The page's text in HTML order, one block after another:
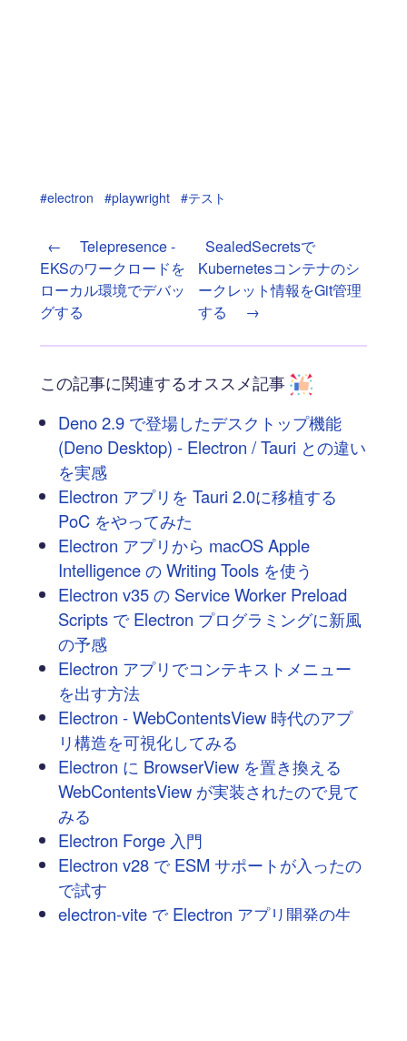
#electron #playwright #テスト
←
Telepresence -
EKSのワークロードを
ローカル環境でデバッ
グする
SealedSecretsで
Kubernetesコンテナのシ
ークレット情報をGit管理
する
→
この記事に関連するオススメ記事
Deno 2.9 で登場したデスクトップ機能
(Deno Desktop) - Electron / Tauri との違い
を実感
Electron アプリを Tauri 2.0に移植する
PoC をやってみた
Electron アプリから macOS Apple
Intelligence の Writing Tools を使う
Electron v35 の Service Worker Preload
Scripts で Electron プログラミングに新風
の予感
Electron アプリでコンテキストメニュー
を出す方法
Electron - WebContentsView 時代のアプ
リ構造を可視化してみる
Electron に BrowserView を置き換える
WebContentsView が実装されたので見て
みる
Electron Forge 入門
Electron v28 で ESM サポートが入ったの
で試す
electron-vite で Electron アプリ開発の生